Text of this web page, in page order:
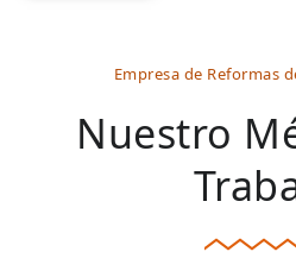
Empresa de Reformas
Nuestro